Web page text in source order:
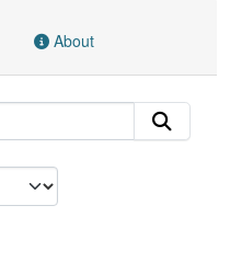
About